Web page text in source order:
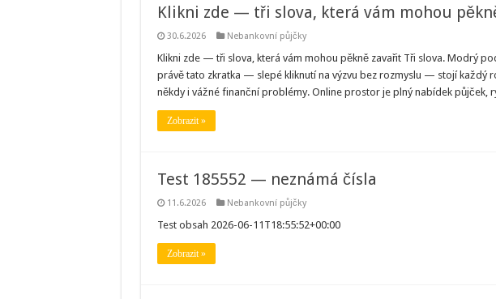
Klikni zde — tři slova, která vám mohou
30.6.2026 Nebankovní půjčky
Klikni zde — tři slova, která vám mohou pěkně zavařit Tři slova. Modrý
právě tato zkratka — slepé kliknutí na výzvu bez rozmyslu — stojí každý
někdy i vážné finanční problémy. Online prostor je plný nabídek půjček,
Zobrazit »
Test 185552 — neznámá čísla
11.6.2026 Nebankovní půjčky
Test obsah 2026-06-11T18:55:52+00:00
Zobrazit »